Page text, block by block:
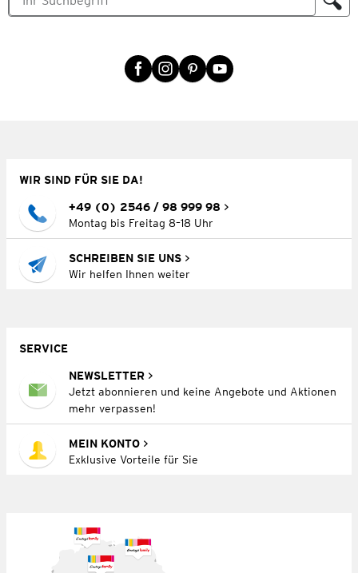
WIR SIND FÜR SIE DA!
+49 (0) 2546 / 98 999 98
Montag bis Freitag 8–18 Uhr
SCHREIBEN SIE UNS
Wir helfen Ihnen weiter
SERVICE
NEWSLETTER
Jetzt abonnieren und keine Angebote und Aktionen
mehr verpassen!
MEIN KONTO
Exklusive Vorteile für Sie